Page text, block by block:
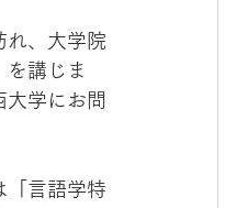
れ、大学院
を講じま
学にお問
「言語学特